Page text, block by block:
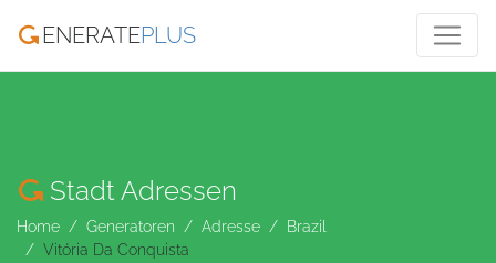
ENERATEPLUS
Stadt Adressen
Home Generatoren Adresse
Brazil
Vitória Da Conquista